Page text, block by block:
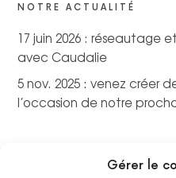
Gérer le
NOTRE ACTUALITÉ
17 juin 2026 : réseautage
avec Caudalie
5 nov. 2025 : venez créer
l’occasion de notre